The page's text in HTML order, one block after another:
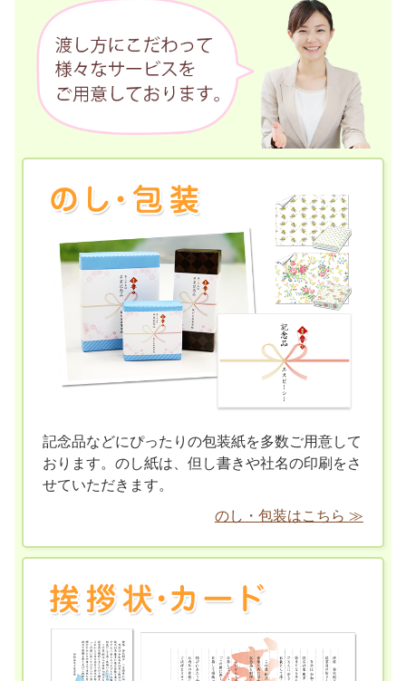
記念品などにぴったりの包装紙を多数ご用意して
おります。のし紙は、但し書きや社名の印刷をさ
せていただきます。
のし・包装はこちら ≫